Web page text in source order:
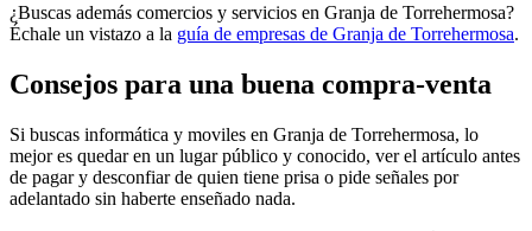
¿Buscas además comercios y servicios en Granja de Torrehermosa?
Échale un vistazo a la guía de empresas de Granja de Torrehermosa.
Consejos para una buena compra-venta
Si buscas informática y moviles en Granja de Torrehermosa, lo
mejor es quedar en un lugar público y conocido, ver el artículo antes
de pagar y desconfiar de quien tiene prisa o pide señales por
adelantado sin haberte enseñado nada.